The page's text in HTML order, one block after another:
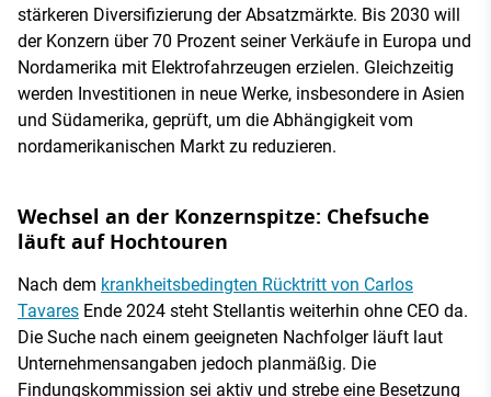
stärkeren Diversifizierung der Absatzmärkte. Bis 2030 will
der Konzern über 70 Prozent seiner Verkäufe in Europa und
Nordamerika mit Elektrofahrzeugen erzielen. Gleichzeitig
werden Investitionen in neue Werke, insbesondere in Asien
und Südamerika, geprüft, um die Abhängigkeit vom
nordamerikanischen Markt zu reduzieren.
Wechsel an der Konzernspitze: Chefsuche
läuft auf Hochtouren
Nach dem krankheitsbedingten Rücktritt von Carlos
Tavares Ende 2024 steht Stellantis weiterhin ohne CEO da.
Die Suche nach einem geeigneten Nachfolger läuft laut
Unternehmensangaben jedoch planmäßig. Die
Findungskommission sei aktiv und strebe eine Besetzung